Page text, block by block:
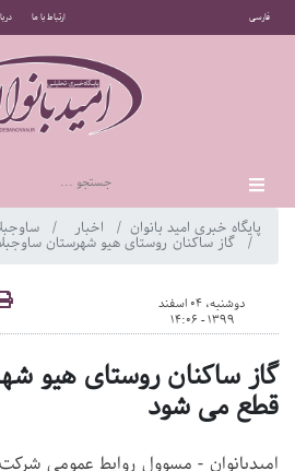
فارسی ارتباط با ما
پایگاه خبری امید بانوان اخبار
گاز ساکنان روستای هیو شهرستان
دوشنبه، 04 اسفند
1399 - 14:06
گاز ساکنان روستای هیو
قطع می شود
امیدبانوان - مسوول روابط عمومی شرکت